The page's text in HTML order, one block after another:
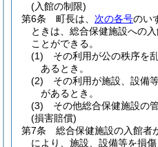
(入館の制限)
第6条
町長は、 次の各号のい
ときは、総合保健施設への
ことができる。
(1)
その利用が公の秩序を
あるとき。
(2)
その利用が施設、設備
があるとき。
(3)
その他総合保健施設の
(損害賠償)
第7条
総合保健施設の入館者
により、施設、設備等を損